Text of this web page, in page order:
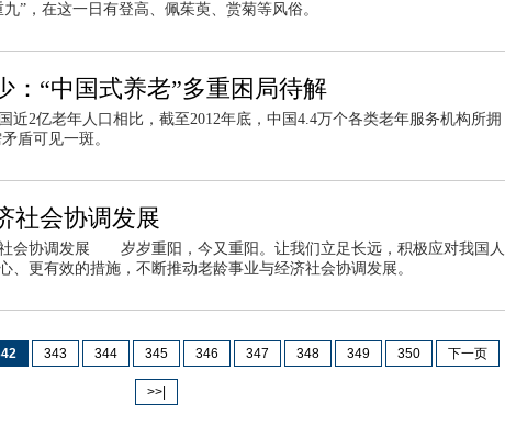
”，在这一日有登高、佩茱萸、赏菊等风俗。
：“中国式养老”多重困局待解
近2亿老年人口相比，截至2012年底，中国4.4万个各类老年服务机构所拥
盾可见一斑。
社会协调发展
会协调发展 岁岁重阳，今又重阳。让我们立足长远，积极应对我国人
、更有效的措施，不断推动老龄事业与经济社会协调发展。
343 344 345 346 347 348 349 350 下一页
>>|